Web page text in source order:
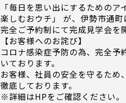
「毎日を思い出にするための
楽しむおウチ」 が、伊勢市通
完全ご予約制にて完成見学会を
【お客様へのお詫び】
コロナ感染症予防の為、完全予
いております。
お客様、社員の安全を守るため
徹底しております。
※詳細はHPをご確認ください。